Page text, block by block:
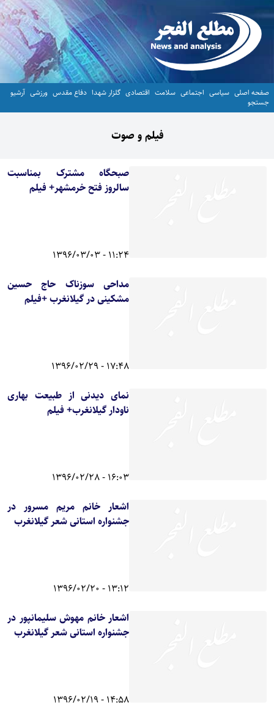
صفحه اصلی سیاسی اجتماعی سلامت اقتصادی گلزار شهدا دفاع مقدس ورزشی آرشیو
جستجو
فیلم و صوت
صبحگاه مشترک بمناسبت
سالروز فتح خرمشهر+ فیلم
11:24 - 1396/03/03
مداحی سوزناک حاج حسین
مشکینی در گیلانغرب +فیلم
17:48 - 1396/02/29
نمای دیدنی از طبیعت بهاری
ناودار گیلانغرب+ فیلم
16:03 - 1396/02/28
اشعار خانم مریم مسرور در
جشنواره استانی شعر گیلانغرب
13:12 - 1396/02/20
اشعار خانم مهوش سلیمانپور در
جشنواره استانی شعر گیلانغرب
14:58 - 1396/02/19